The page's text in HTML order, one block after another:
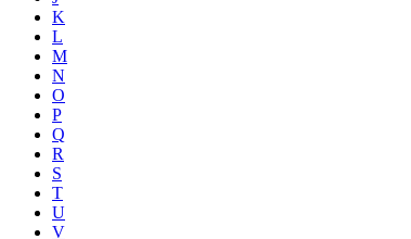
K
L
M
N
O
P
Q
R
S
T
U
V